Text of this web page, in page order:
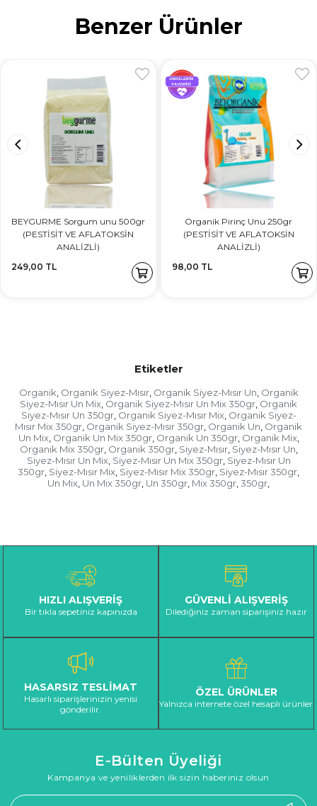
Benzer Ürünler
BEYGURME Sorgum unu 500gr
(PESTİSİT VE AFLATOKSİN
ANALİZLİ)
249,00 TL
Organik Pirinç Unu 250gr
(PESTİSİT VE AFLATOKSİN
ANALİZLİ)
98,00 TL
Etiketler
Organik Organik Siyez-Mısır, Organik Siyez-Mısır Un Organik
Siyez-Mısır Un Mix Organik Siyez-Mısır Un Mix 350gr Organik
Siyez-Mısır Un 350gr, Organik Siyez-Mısır Mix, Organik Siyez-
Mısır Mix 350gr Organik Siyez-Mısır 350gr Organik Un Organik
Un Mix, Organik Un Mix 350gr, Organik Un 350gr, Organik Mix,
Organik Mix 350gr, Organik 350gr, Siyez-Mısır, Siyez-Mısır Un
Siyez-Mısır Un Mix, Siyez-Mısır Un Mix 350gr, Siyez-Mısır Un
350gr Siyez-Mısır Mix Siyez-Mısır Mix 350gr Siyez-Mısır 350gr
Un Mix Un Mix 350gr Un 350gr Mix 350gr 350gr
HIZLI ALIŞVERİŞ
Bir tıkla sepetiniz kapınızda
GÜVENLİ ALIŞVERİŞ
Dilediğiniz zaman siparişiniz hazır
HASARSIZ TESLİMAT
Hasarlı siparişlerinizin yenisi
gönderilir.
ÖZEL ÜRÜNLER
Yalnızca internete özel hesaplı ürünler
E-Bülten Üyeliği
Kampanya ve yeniliklerden ilk sizin haberiniz olsun